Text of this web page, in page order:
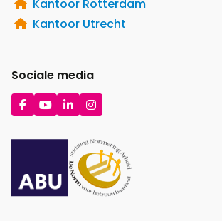
Kantoor Rotterdam
Kantoor Utrecht
Sociale media
Ga
naar
Facebook
Ga
naar
YouTube
Ga
naar
LinkedIn
Ga
naar
Instagram